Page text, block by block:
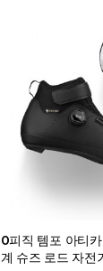
0피직 템포 아티
계 슈즈 로드 자전